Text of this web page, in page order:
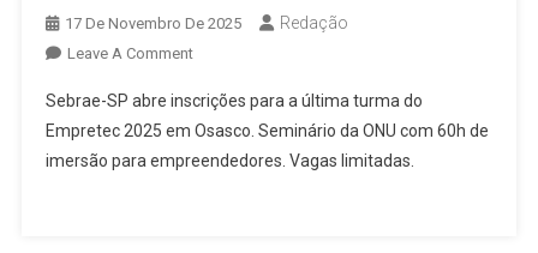
17 De Novembro De 2025 Redação
Leave A CommentOn
SP
Abre
Inscrições
Sebrae-SP abre inscrições para a última turma do
Empretec 2025 em Osasco. Seminário da ONU com 60h de
imersão para empreendedores. Vagas limitadas.